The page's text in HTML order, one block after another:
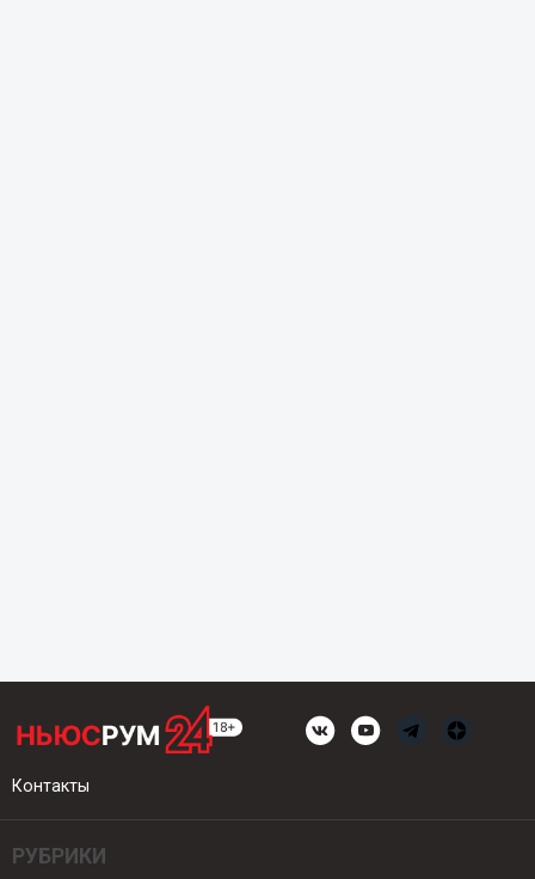
Контакты
РУБРИКИ